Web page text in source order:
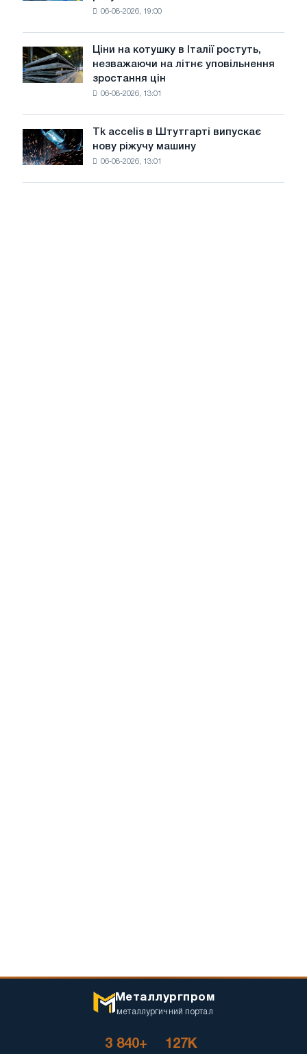
липні
з
максимуму
року
06-08-2026, 19:00
Ціни
на
котушку
незважаючи
на
літнє
уповільнення
Ціни на котушку в Італії ростуть,
незважаючи на літнє уповільнення
зростання цін
06-08-2026, 13:01
Tk
accelis
в
Tk accelis в Штутгарті випускає
нову ріжучу машину
06-08-2026, 13:01
Металлургпром
металлургичний портал
3 840+ 127K